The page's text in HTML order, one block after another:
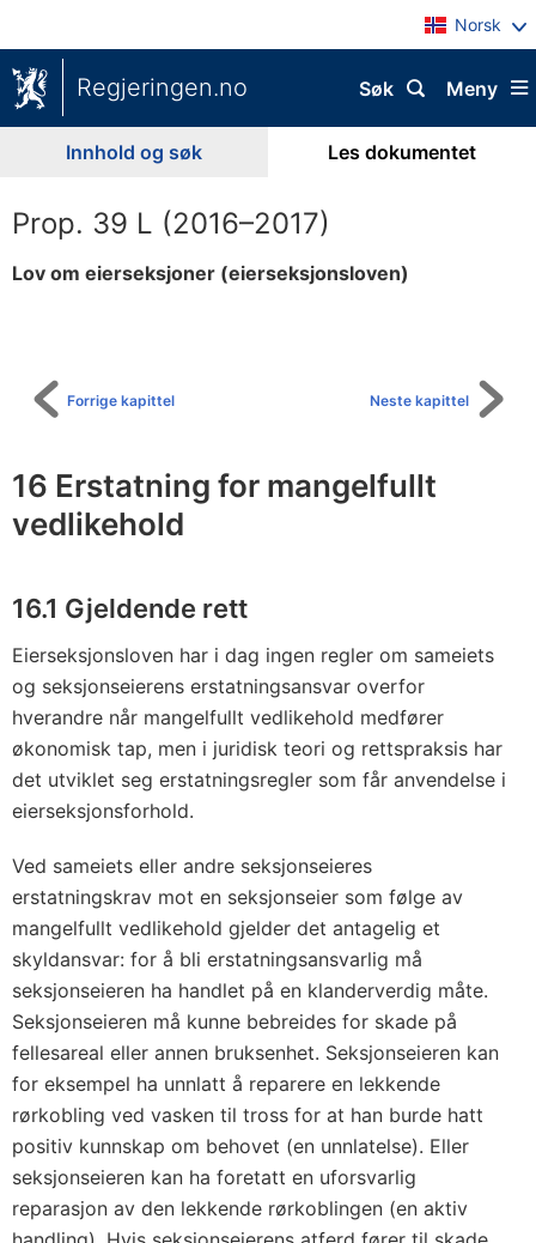
Norsk
Regjeringen.no Meny
Søk
Innhold og søk Les dokumentet
Prop. 39 L (2016–2017)
Lov om eierseksjoner (eierseksjonsloven)
Neste kapittel
Forrige kapittel
16 Erstatning for mangelfullt
vedlikehold
16.1 Gjeldende rett
Eierseksjonsloven har i dag ingen regler om sameiets
og seksjonseierens erstatningsansvar overfor
hverandre når mangelfullt vedlikehold medfører
økonomisk tap, men i juridisk teori og rettspraksis har
det utviklet seg erstatningsregler som får anvendelse i
eierseksjonsforhold.
Ved sameiets eller andre seksjonseieres
erstatningskrav mot en seksjonseier som følge av
mangelfullt vedlikehold gjelder det antagelig et
skyldansvar: for å bli erstatningsansvarlig må
seksjonseieren ha handlet på en klanderverdig måte.
Seksjonseieren må kunne bebreides for skade på
fellesareal eller annen bruksenhet. Seksjonseieren kan
for eksempel ha unnlatt å reparere en lekkende
rørkobling ved vasken til tross for at han burde hatt
positiv kunnskap om behovet (en unnlatelse). Eller
seksjonseieren kan ha foretatt en uforsvarlig
reparasjon av den lekkende rørkoblingen (en aktiv